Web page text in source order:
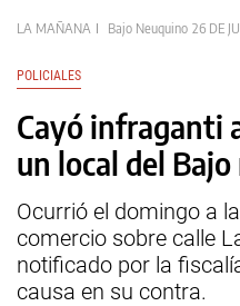
LA MAÑANA Bajo Neuquino 26 DE
POLICIALES
Cayó infraganti
un local del
Ocurrió el domingo a
comercio sobre calle
notificado por la
causa en su contra.